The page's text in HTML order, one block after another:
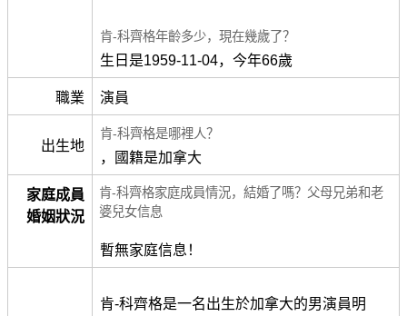
肯-科齊格年齡多少，現在幾歲了？
生日是1959-11-04，今年66歲
職業 演員
出生地
肯-科齊格是哪裡人？
，國籍是加拿大
家庭成員
婚姻狀況
肯-科齊格家庭成員情況，結婚了嗎？父母兄弟和老
婆兒女信息
暫無家庭信息！
肯-科齊格是一名出生於加拿大的男演員明